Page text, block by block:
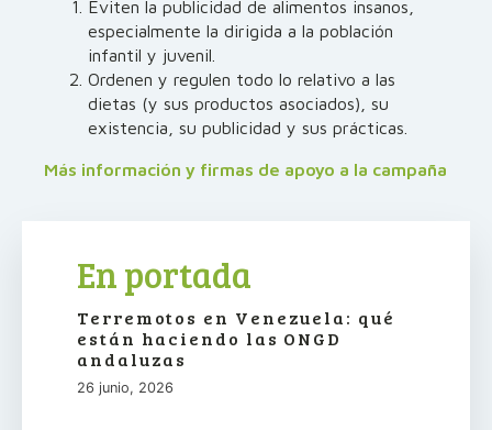
Eviten la publicidad de alimentos insanos,
especialmente la dirigida a la población
infantil y juvenil.
Ordenen y regulen todo lo relativo a las
dietas (y sus productos asociados), su
existencia, su publicidad y sus prácticas.
Más información y firmas de apoyo a la campaña
En portada
Terremotos en Venezuela: qué
están haciendo las ONGD
andaluzas
26 junio, 2026